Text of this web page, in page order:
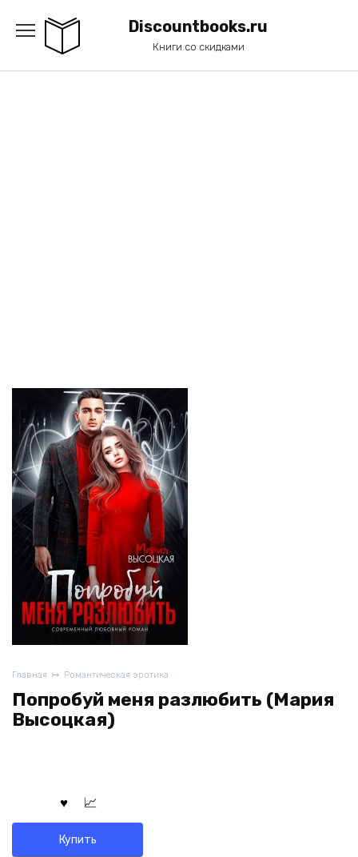
содержанию
Discountbooks.ru
Книги со скидками
Главная Романтическая эротика
Попробуй меня разлюбить (Мария
Высоцкая)
Купить